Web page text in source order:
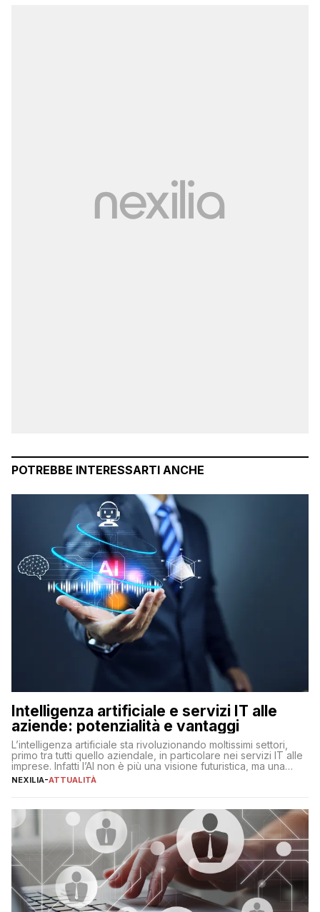
POTREBBE INTERESSARTI ANCHE
Intelligenza artificiale e servizi IT alle
aziende: potenzialità e vantaggi
L’intelligenza artificiale sta rivoluzionando moltissimi settori,
primo tra tutti quello aziendale, in particolare nei servizi IT alle
imprese. Infatti l’AI non è più una visione futuristica, ma una
realtà operativa che sta portando a un cambio significativo in
operazioni, bensì comporta […]
NEXILIA-ATTUALITÀ